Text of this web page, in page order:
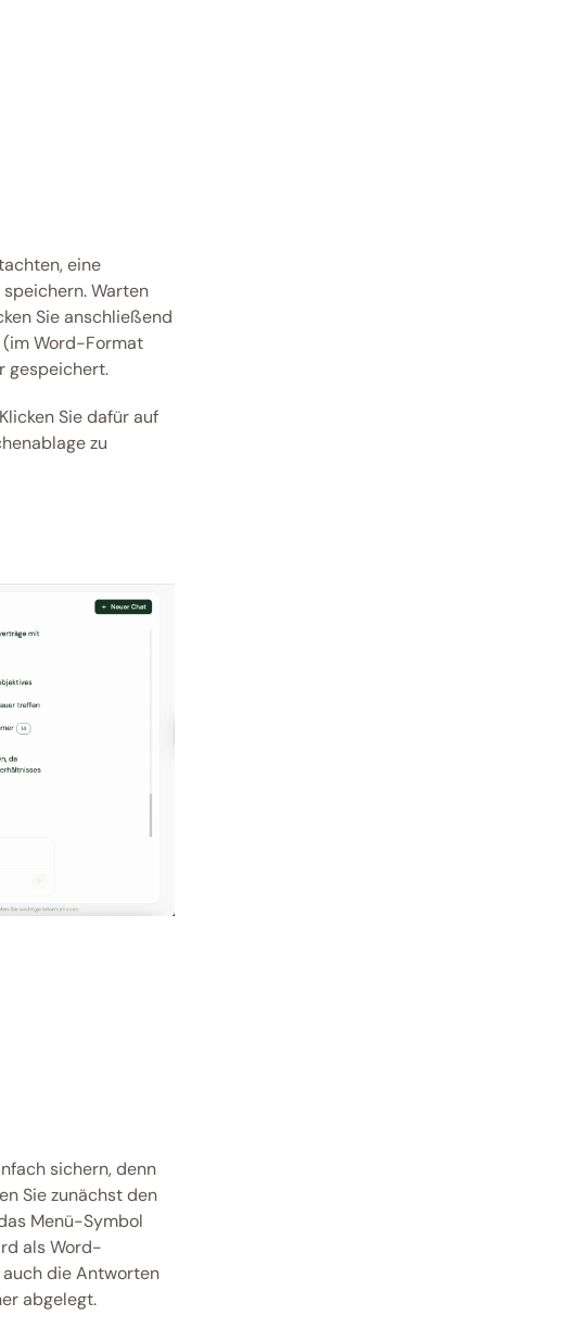
eine
Warten
Sie anschließend
(im Word-Format
gespeichert.
Sie dafür auf
zu
sichern, denn
Sie zunächst den
Menü-Symbol
als Word-
die Antworten
abgelegt.